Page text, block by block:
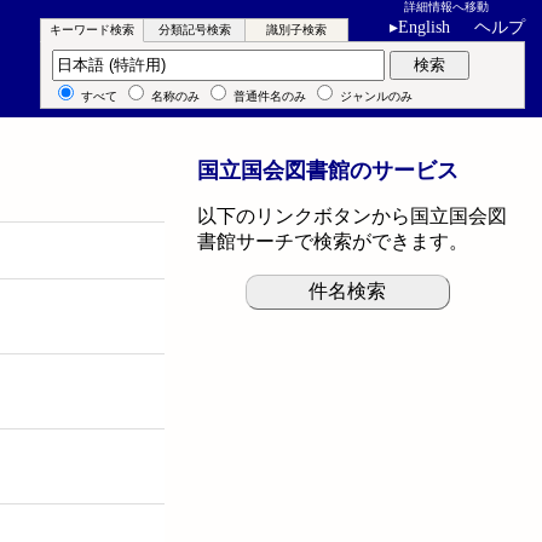
詳細情報へ移動
▸English ヘルプ
キーワード検索 分類記号検索 識別子検索
キーワード検索 検索
すべて 名称のみ 普通件名のみ ジャンルのみ
国立国会図書館のサービス
以下のリンクボタンから国立国会図
書館サーチで検索ができます。
件名検索